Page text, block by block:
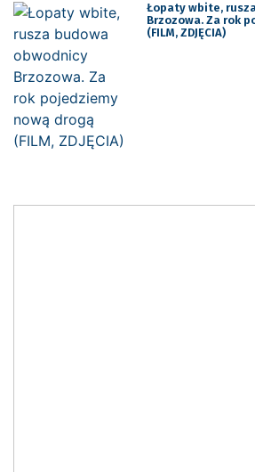
Łopaty wbite,
Brzozowa. Za rok
(FILM, ZDJĘCIA)